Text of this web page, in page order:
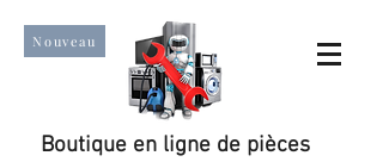
Nouveau
Boutique en ligne de pièces